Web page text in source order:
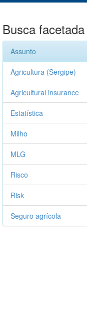
Busca facetada
Assunto
Agricultura (Sergipe)
Agricultural insurance
Estatística
Milho
MLG
Risco
Risk
Seguro agrícola